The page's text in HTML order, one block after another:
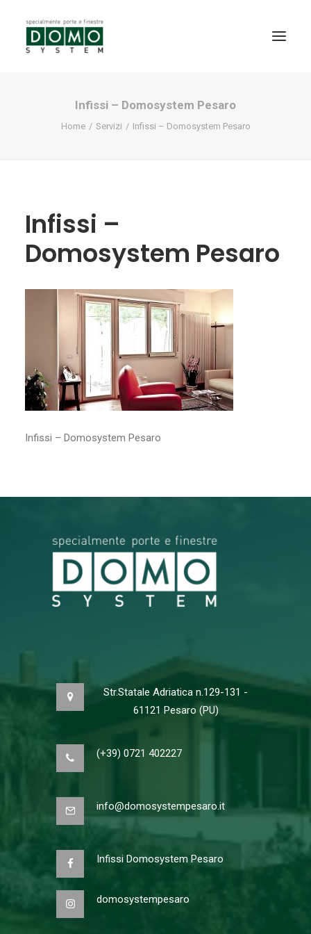
SHOWROOM
NEWS
CONTATTI
PROMO INTERNORM
RICERCA
Infissi – Domosystem Pesaro
Home Servizi Infissi – Domosystem Pesaro
Infissi –
Domosystem Pesaro
Infissi – Domosystem Pesaro
Str.Statale Adriatica n.129-131 -
61121 Pesaro (PU)
(+39) 0721 402227
info@domosystempesaro.it
Infissi Domosystem Pesaro
domosystempesaro